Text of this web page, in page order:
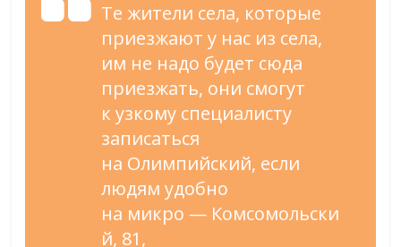
Те жители села, которые
приезжают у нас из села,
им не надо будет сюда
приезжать, они смогут
к узкому специалисту
записаться
на Олимпийский, если
людям удобно
на микро — Комсомольски
й, 81,